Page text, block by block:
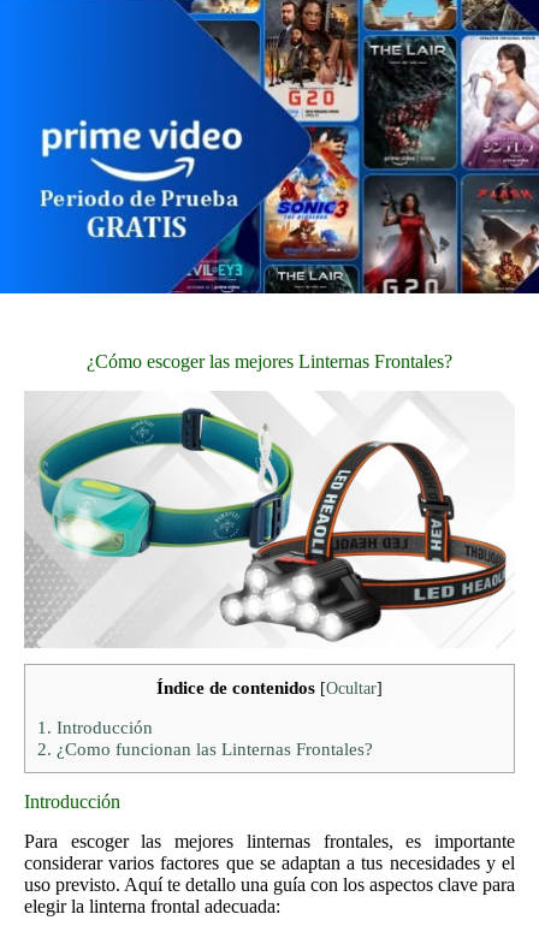
¿Cómo escoger las mejores Linternas Frontales?
Índice de contenidos [Ocultar]
1. Introducción
2. ¿Como funcionan las Linternas Frontales?
Introducción
Para escoger las mejores linternas frontales, es importante
considerar varios factores que se adaptan a tus necesidades y el
uso previsto. Aquí te detallo una guía con los aspectos clave para
elegir la linterna frontal adecuada: